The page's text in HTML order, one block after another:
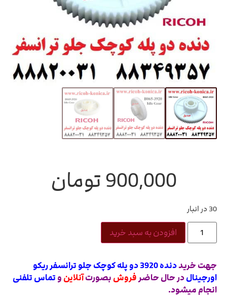
900,000تومان
30 در انبار
افزودن به سبد خرید
جهت خرید
دنده 3920 دو پله کوچک جلو ترانسفر ریکو
اورجینالدر حال حاضرفروش بصورتآنلاین و تماس تلفنی
انجام میشود.